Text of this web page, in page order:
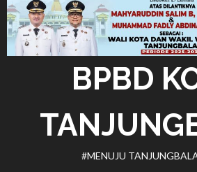
BPBD
#MENUJU